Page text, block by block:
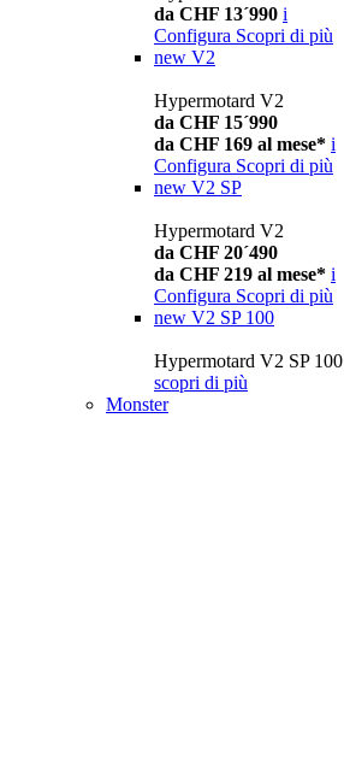
da CHF 13´990 i
Configura Scopri di più
new V2
Hypermotard V2
da CHF 15´990
da CHF 169 al mese* i
Configura Scopri di più
new V2 SP
Hypermotard V2
da CHF 20´490
da CHF 219 al mese* i
Configura Scopri di più
new V2 SP 100
Hypermotard V2 SP 100
scopri di più
Monster